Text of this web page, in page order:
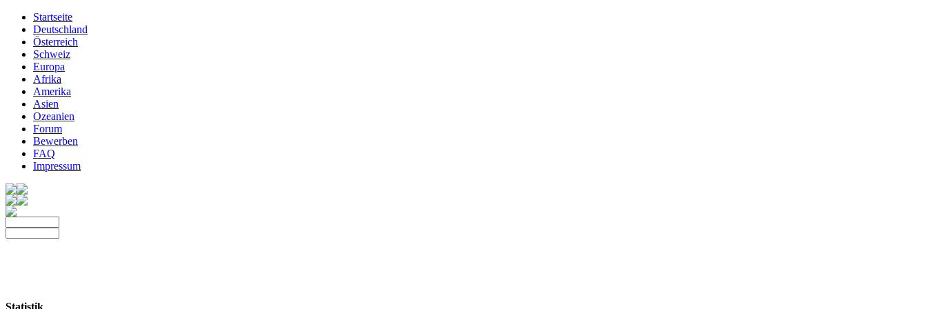
Startseite
Deutschland
Österreich
Schweiz
Europa
Afrika
Amerika
Asien
Ozeanien
Forum
Bewerben
FAQ
Impressum
Statistik